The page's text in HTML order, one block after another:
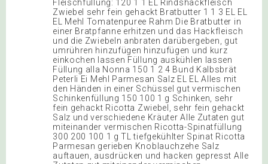
Fleischfüllung: 120 1 1 EL Rindshackfleisch
Zwiebel sehr fein gehackt Bratbutter 1 1 3 EL EL
EL Mehl Tomatenpuree Rahm Die Bratbutter in
einer Bratpfanne erhitzen und das Hackfleisch
und die Zwiebeln anbraten darübergeben, gut
umrühren hinzufügen hinzufügen und kurz
einkochen lassen Füllung auskühlen lassen
Füllung alla Nonna 150 1 2 4 Bund Kalbsbrät
Peterli Ei Mehl Parmesan Salz EL EL Alles mit
den Händen in einer Schüssel gut vermischen
Schinkenfüllung 150 100 1 g Schinken, sehr
fein gehackt Ricotta Zwiebel, sehr fein gehackt
Salz und verschiedene Kräuter Alle Zutaten gut
miteinander vermischen Ricotta-Spinatfüllung
300 200 100 1 g TL tiefgekühlter Spinat Ricotta
Parmesan gerieben Knoblauchzehe Salz
auftauen, ausdrücken und hacken gepresst Alle